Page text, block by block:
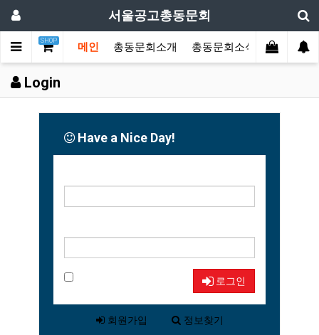
서울공고총동문회
SHOP
메인 총동문회소개 총동문회소식 동문한마
Login
Have a Nice Day!
로그인
회원가입 정보찾기